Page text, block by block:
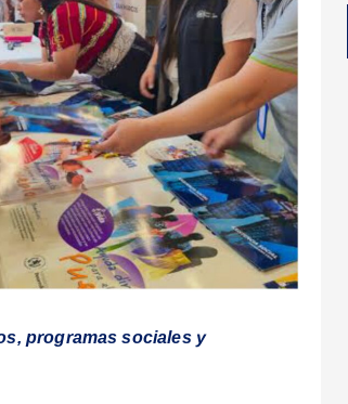
programas sociales y